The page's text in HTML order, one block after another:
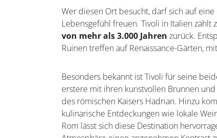
Wer diesen Ort besucht, darf sich auf
Lebensgefühl freuen. Tivoli in Italien
von mehr als 3.000 Jahren zurück.
Ruinen treffen auf Renaissance-Gärten,
Besonders bekannt ist Tivoli für seine
erstere mit ihren kunstvollen Brunnen
des römischen Kaisers Hadrian. Hinzu
kulinarische Entdeckungen wie lokale
Rom lässt sich diese Destination